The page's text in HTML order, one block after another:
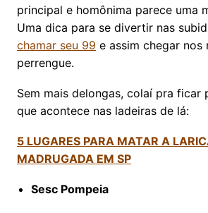
principal e homônima parece uma
Uma dica para se divertir nas
chamar seu 99 e assim chegar nos
perrengue.
Sem mais delongas, colaí pra ficar
que acontece nas ladeiras de lá:
5 LUGARES PARA MATAR A
MADRUGADA EM SP
Sesc Pompeia